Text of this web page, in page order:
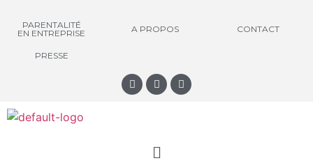
PARENTALITÉ
EN ENTREPRISE
A PROPOS CONTACT
PRESSE